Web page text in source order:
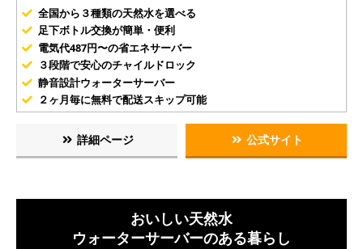
全国から３種類の天然水を選べる
足下ボトル交換が簡単・便利
電気代487円〜の省エネサーバー
３段階で安心のチャイルドロック
静音設計ウォーターサーバー
２ヶ月毎に無料で配送スキップ可能
詳細ページ 公式サイト
おいしい天然水
ウォーターサーバーのある暮らし